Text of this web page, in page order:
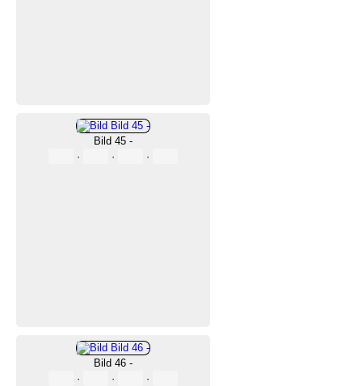
Bild 45 -
·
· ·
Bild 46 -
·
· ·